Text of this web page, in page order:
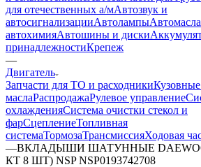
для отечественных а/мАвтозвук и
автосигнализацииАвтолампы
автохимияАвтошины и диски
принадлежностиКрепеж
—
Двигатель
Запчасти для ТО и расходникиКузовные
маслаРаспродажаРулевое управление
охлажденияСистема очистки стекол и
фарСцеплениеТопливная
системаТормозаТрансмиссияХодовая
—ВКЛАДЫШИ ШАТУННЫЕ DAEWOO
КТ 8 ШТ) NSP NSP0193742708